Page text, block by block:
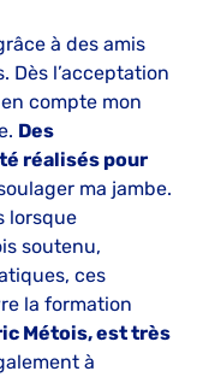
à des amis
Dès l’acceptation
compte mon
Des
réalisés pour
ma jambe.
lorsque
soutenu,
ces
la formation
Métois, est très
à